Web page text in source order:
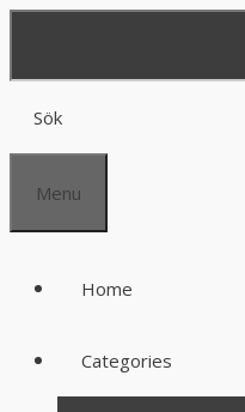
Sök
Menu
Home
Categories